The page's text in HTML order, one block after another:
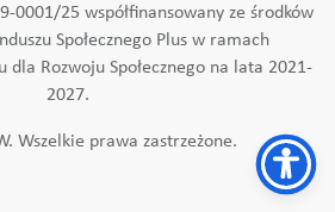
0001/25 współfinansowany ze środków
Społecznego Plus w ramach
dla Rozwoju Społecznego na lata 2021-
2027.
Wszelkie prawa zastrzeżone.